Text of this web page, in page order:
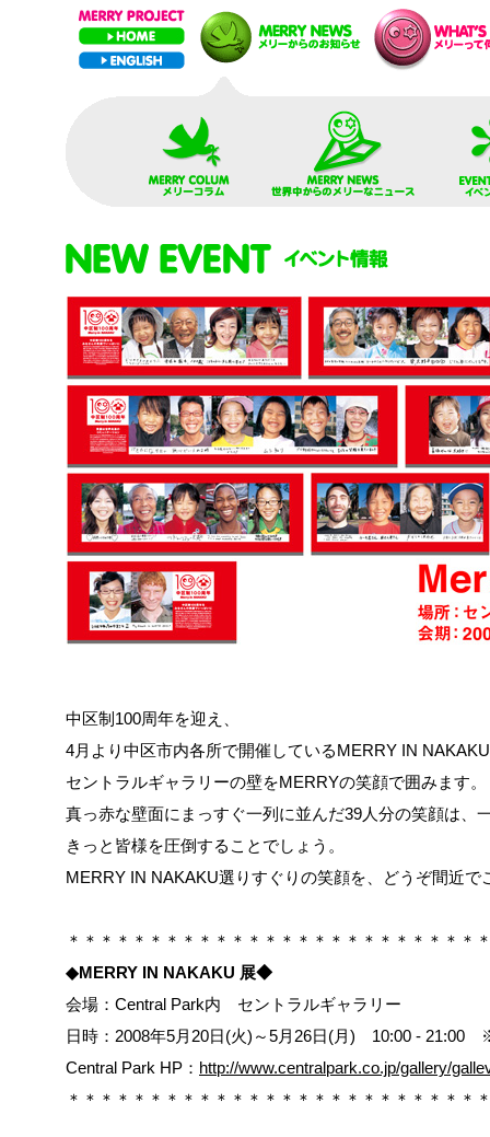
中区制100周年を迎え、
4月より中区市内各所で開催しているMERRY IN
セントラルギャラリーの壁をMERRYの笑顔で囲みます。
真っ赤な壁面にまっすぐ一列に並んだ39人分の笑顔は、
きっと皆様を圧倒することでしょう。
MERRY IN NAKAKU選りすぐりの笑顔を、どうぞ間近で
＊＊＊＊＊＊＊＊＊＊＊＊＊＊＊＊＊＊＊＊＊＊＊＊＊
◆MERRY IN NAKAKU 展◆
会場：Central Park内 セントラルギャラリー
日時：2008年5月20日(火)～5月26日(月) 10:00 - 21:00
Central Park HP： http://www.centralpark.co.jp/gallery/
＊＊＊＊＊＊＊＊＊＊＊＊＊＊＊＊＊＊＊＊＊＊＊＊＊